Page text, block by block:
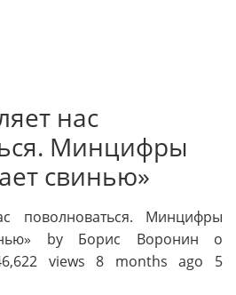
нас
Минцифры
свинью»
поволноваться. Минцифры
by Борис Воронин о
views 8 months ago 5